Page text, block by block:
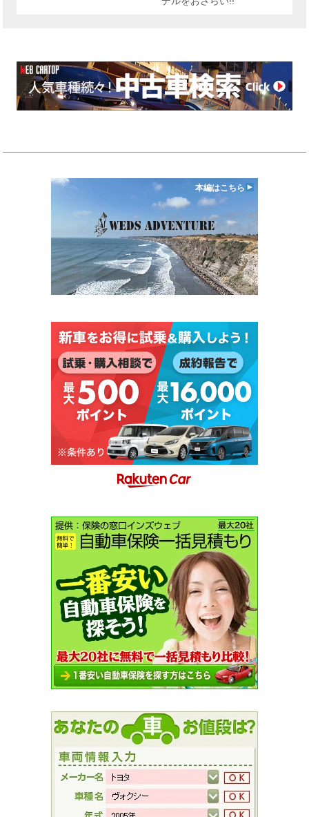
本編はこちら